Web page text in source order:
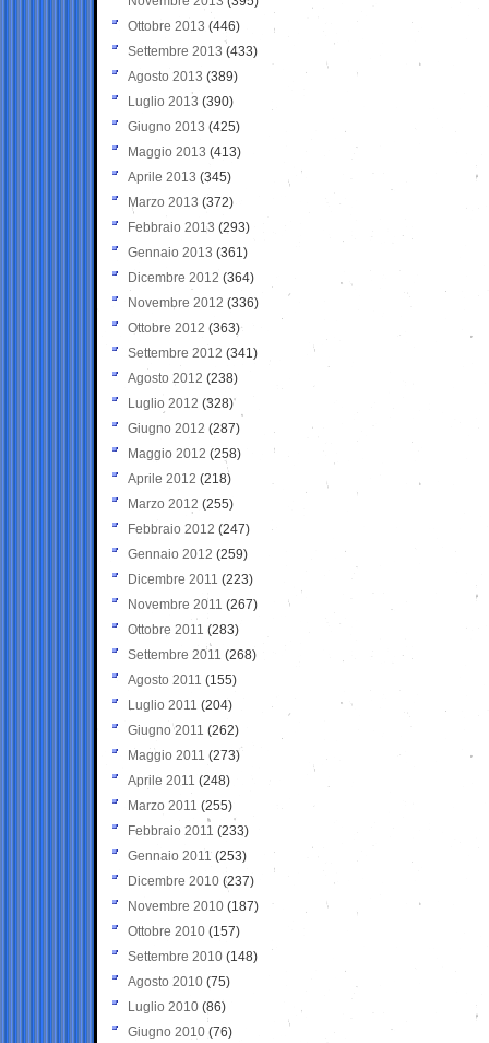
Ottobre 2013 (446)
Settembre 2013 (433)
Agosto 2013 (389)
Luglio 2013 (390)
Giugno 2013 (425)
Maggio 2013 (413)
Aprile 2013 (345)
Marzo 2013 (372)
Febbraio 2013 (293)
Gennaio 2013 (361)
Dicembre 2012 (364)
Novembre 2012 (336)
Ottobre 2012 (363)
Settembre 2012 (341)
Agosto 2012 (238)
Luglio 2012 (328)
Giugno 2012 (287)
Maggio 2012 (258)
Aprile 2012 (218)
Marzo 2012 (255)
Febbraio 2012 (247)
Gennaio 2012 (259)
Dicembre 2011 (223)
Novembre 2011 (267)
Ottobre 2011 (283)
Settembre 2011 (268)
Agosto 2011 (155)
Luglio 2011 (204)
Giugno 2011 (262)
Maggio 2011 (273)
Aprile 2011 (248)
Marzo 2011 (255)
Febbraio 2011 (233)
Gennaio 2011 (253)
Dicembre 2010 (237)
Novembre 2010 (187)
Ottobre 2010 (157)
Settembre 2010 (148)
Agosto 2010 (75)
Luglio 2010 (86)
Giugno 2010 (76)